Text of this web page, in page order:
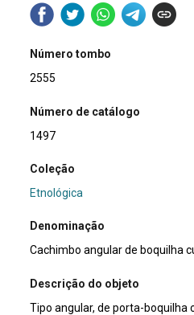
Número tombo
2555
Número de catálogo
1497
Coleção
Etnológica
Denominação
Cachimbo angular de boquilha
Descrição do objeto
Tipo angular, de porta-boquilha